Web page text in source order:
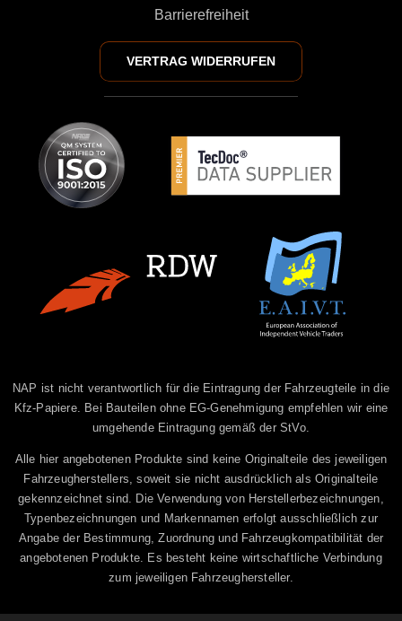
Barrierefreiheit
VERTRAG WIDERRUFEN
NAP ist nicht verantwortlich für die Eintragung der Fahrzeugteile in die
Kfz-Papiere. Bei Bauteilen ohne EG-Genehmigung empfehlen wir eine
umgehende Eintragung gemäß der StVo.
Alle hier angebotenen Produkte sind keine Originalteile des jeweiligen
Fahrzeugherstellers, soweit sie nicht ausdrücklich als Originalteile
gekennzeichnet sind. Die Verwendung von Herstellerbezeichnungen,
Typenbezeichnungen und Markennamen erfolgt ausschließlich zur
Angabe der Bestimmung, Zuordnung und Fahrzeugkompatibilität der
angebotenen Produkte. Es besteht keine wirtschaftliche Verbindung
zum jeweiligen Fahrzeughersteller.